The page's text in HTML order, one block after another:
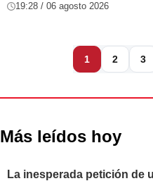
19:28 / 06 agosto 2026
1 2 3
Más leídos hoy
La inesperada petición de